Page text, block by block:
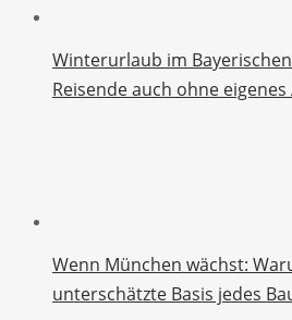
Winterurlaub im
Reisende auch ohne
Wenn München wächst:
unterschätzte Basis jedes